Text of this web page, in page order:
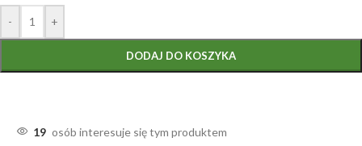
- +
DODAJ DO KOSZYKA
19 osób interesuje się tym produktem